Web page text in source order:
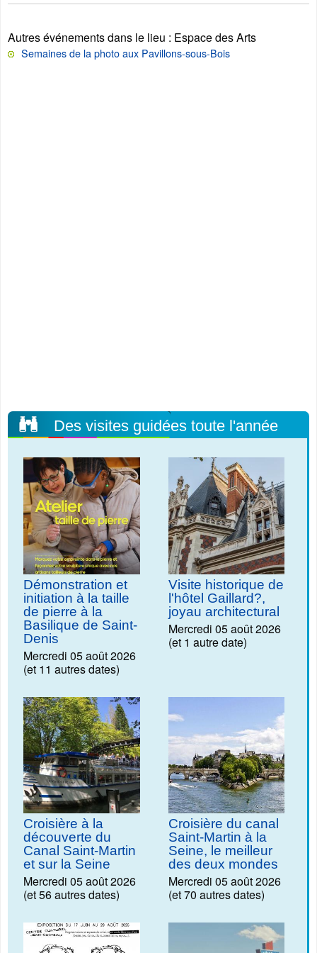
Autres événements dans le lieu : Espace des Arts
Semaines de la photo aux Pavillons-sous-Bois
Des visites guidées toute l'année
Démonstration et
initiation à la taille
de pierre à la
Basilique de Saint-
Denis
Mercredi 05 août 2026
(et 11 autres dates)
Visite historique de
l'hôtel Gaillard?,
joyau architectural
Mercredi 05 août 2026
(et 1 autre date)
Croisière à la
découverte du
Canal Saint-Martin
et sur la Seine
Mercredi 05 août 2026
(et 56 autres dates)
Croisière du canal
Saint-Martin à la
Seine, le meilleur
des deux mondes
Mercredi 05 août 2026
(et 70 autres dates)